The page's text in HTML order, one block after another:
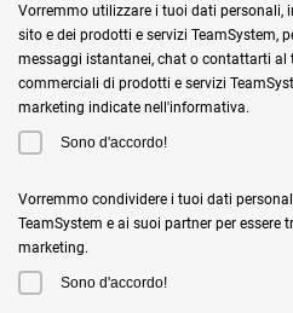
Vorremmo utilizzare i tuoi dati personali,
sito e dei prodotti e servizi TeamSystem,
messaggi istantanei, chat o contattarti al
commerciali di prodotti e servizi
marketing indicate nell'informativa.
Sono d'accordo!
Vorremmo condividere i tuoi dati
TeamSystem e ai suoi partner per
marketing.
Sono d'accordo!